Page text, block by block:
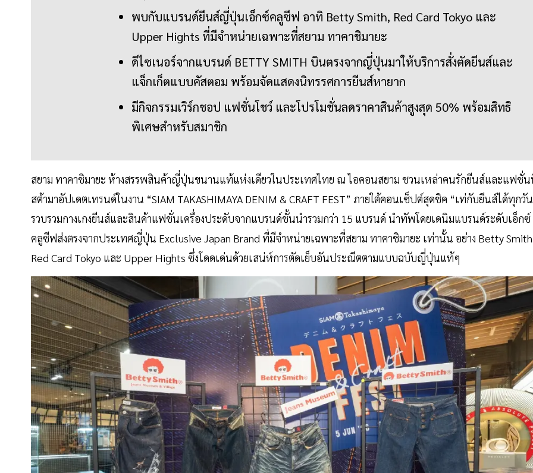
พบกับแบรนด์ยีนส์ญี่ปุ่นเอ็กซ์คลูซีฟ อาทิ Betty Smith, Red Card Tokyo และ
Upper Hights ที่มีจำหน่ายเฉพาะที่สยาม ทาคาชิมายะ
ดีไซเนอร์จากแบรนด์ BETTY SMITH บินตรงจากญี่ปุ่นมาให้บริการสั่งตัดยีนส์และ
แจ็กเก็ตแบบคัสตอม พร้อมจัดแสดงนิทรรศการยีนส์หายาก
มีกิจกรรมเวิร์กชอป แฟชั่นโชว์ และโปรโมชั่นลดราคาสินค้าสูงสุด 50% พร้อมสิทธิ
พิเศษสำหรับสมาชิก
สยาม ทาคาชิมายะ ห้างสรรพสินค้าญี่ปุ่นขนานแท้แห่งเดียวในประเทศไทย ณ ไอคอนสยาม ชวนเหล่าคนรักยีนส์และแฟชั่
สต้ามาอัปเดตเทรนด์ในงาน “SIAM TAKASHIMAYA DENIM & CRAFT FEST” ภายใต้คอนเซ็ปต์สุดชิค “เท่กับยีนส์ได้ทุกวั
รวบรวมกางเกงยีนส์และสินค้าแฟชั่นเครื่องประดับจากแบรนด์ชั้นนำรวมกว่า 15 แบรนด์ นำทัพโดยเดนิมแบรนด์ระดับเอ็กซ์
คลูซีฟส่งตรงจากประเทศญี่ปุ่น Exclusive Japan Brand ที่มีจำหน่ายเฉพาะที่สยาม ทาคาชิมายะ เท่านั้น อย่าง Betty
Red Card Tokyo และ Upper Hights ซึ่งโดดเด่นด้วยเสน่ห์การตัดเย็บอันประณีตตามแบบฉบับญี่ปุ่นแท้ๆ